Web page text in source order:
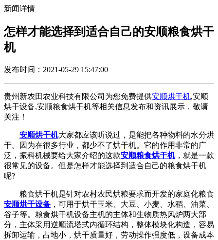
新闻详情
怎样才能选择到适合自己的安顺粮食烘干
机
发布时间：2021-05-29 15:47:00
贵州新农田农业科技有限公司为您免费提供安顺烘干机,安顺
烘干设备,安顺粮食烘干机等相关信息发布和资讯展示，敬请
关注！
安顺烘干机大家都应该听说过，是能把各种物料的水分烘
干。因为在很多行业，都少不了烘干机。它的作用非常的广
泛，振科机械要给大家介绍的这款安顺粮食烘干机，就是一款
很常见的设备。但是怎样才能选择到适合自己的粮食烘干机
呢?
粮食烘干机是针对农村农民烘粮要求而开发的家庭化粮食
安顺烘干设备 ，可用于烘干玉米、大豆、小麦、水稻、油菜、
谷子等。粮食烘干机设备主机的主体和生物质热风炉两大部
分，主体采用逆顺流塔式内循环结构，整体模块化构造，容易
拆卸运输，占地小，烘干质量好，劳动操作强度低，设备成本